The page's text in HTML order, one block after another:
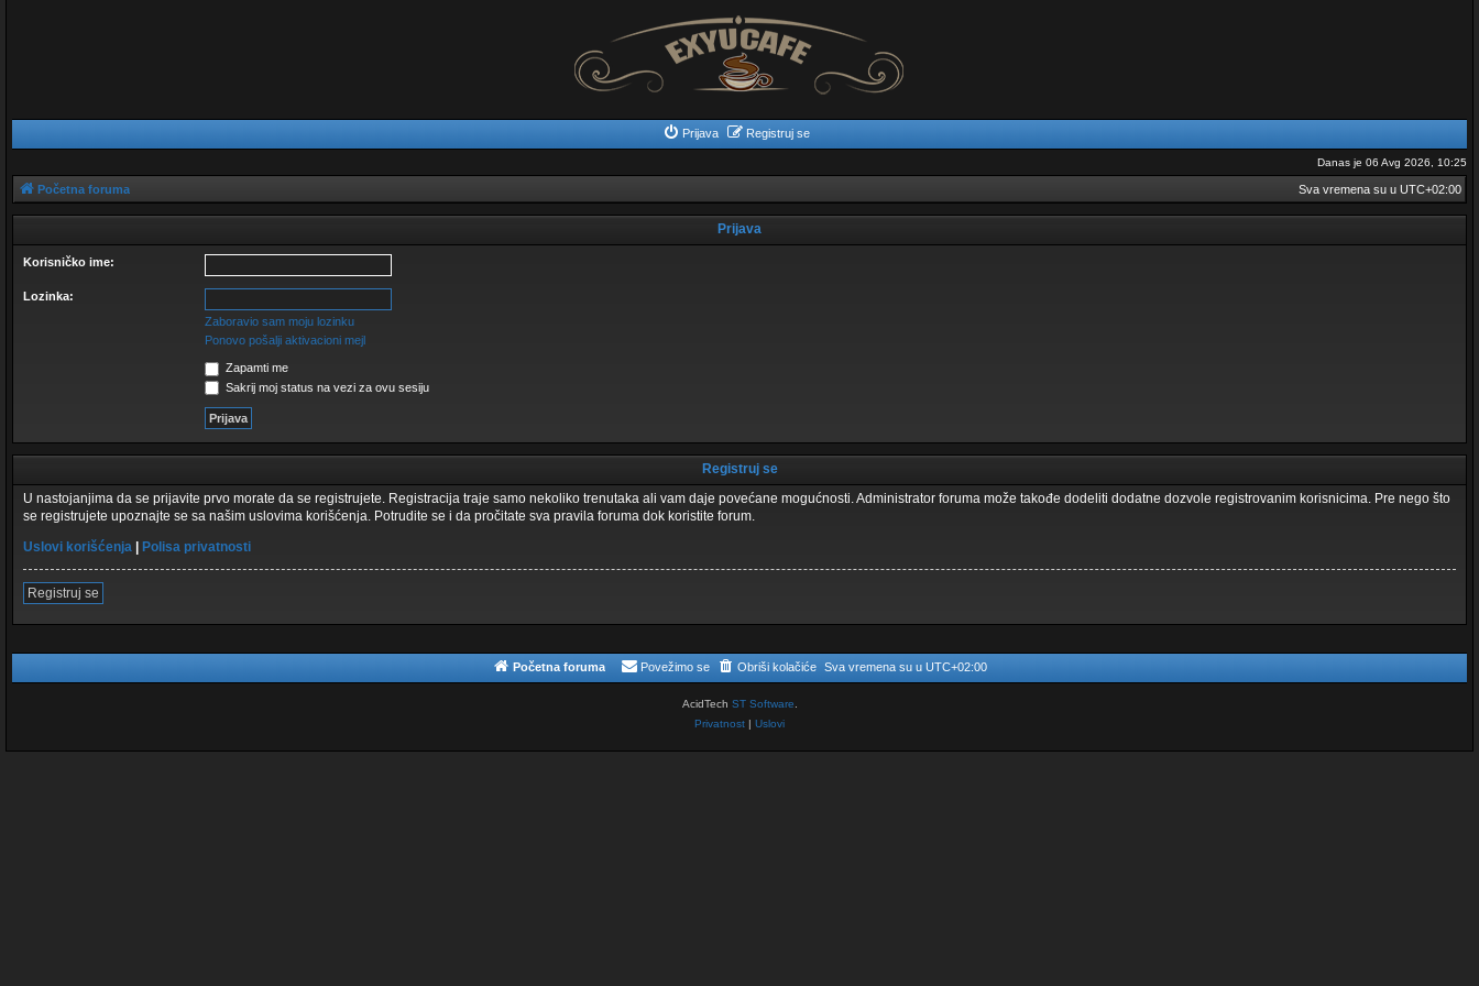
Prijava Registruj se
Danas je 06 Avg 2026, 10:25
Početna foruma Sva vremena su u UTC+02:00
Prijava
Korisničko ime:
Lozinka:
Zaboravio sam moju lozinku
Ponovo pošalji aktivacioni mejl
Zapamti me
Sakrij moj status na vezi za ovu sesiju
Registruj se
U nastojanjima da se prijavite prvo morate da se registrujete. Registracija traje samo nekoliko trenutaka ali vam daje povećane mogućnosti. Administrator foruma može takođe dodeliti dodatne dozvole registrovanim korisnicima. Pre nego što
se registrujete upoznajte se sa našim uslovima korišćenja. Potrudite se i da pročitate sva pravila foruma dok koristite forum.
Uslovi korišćenja
Polisa privatnosti
Registruj se
Početna foruma Sva vremena su u UTC+02:00
Obriši kolačiće
Povežimo se
AcidTech ST Software.
Privatnost | Uslovi